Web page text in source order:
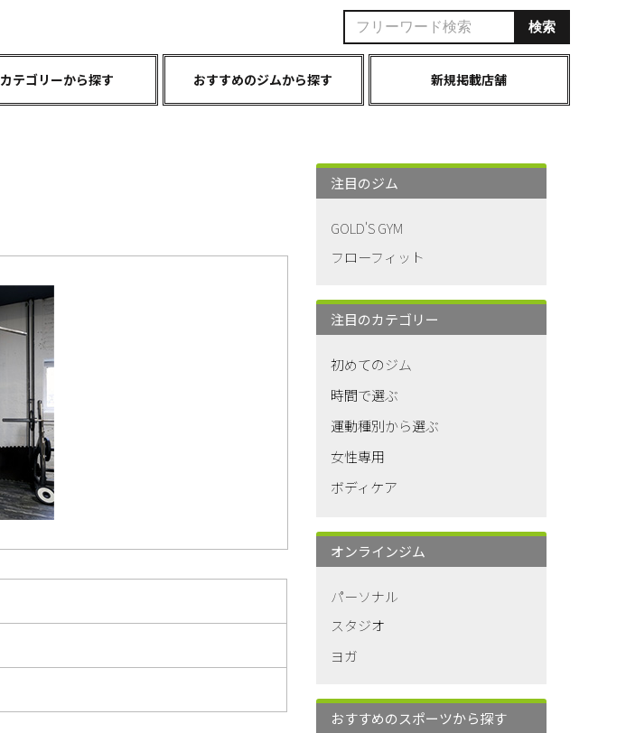
カテゴリーから探す おすすめのジムから探す 新規掲載店舗
注目のジム
GOLD'S GYM
フローフィット
注目のカテゴリー
初めてのジム
時間で選ぶ
運動種別から選ぶ
女性専用
ボディケア
オンラインジム
パーソナル
スタジオ
ヨガ
おすすめのスポーツから探す